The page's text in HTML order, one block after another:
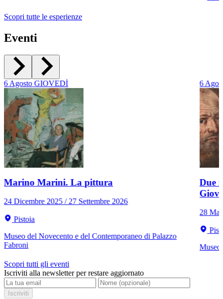
Scopri tutte le esperienze
Eventi
6Agosto GIOVEDÌ
Marino Marini. La pittura
24 Dicembre 2025 / 27 Settembre 2026
Pistoia
Museo del Novecento e del Contemporaneo di Palazzo
Fabroni
6
Due
28
Museo
Scopri tutti gli eventi
Iscriviti alla newsletter per restare aggiornato
Iscriviti